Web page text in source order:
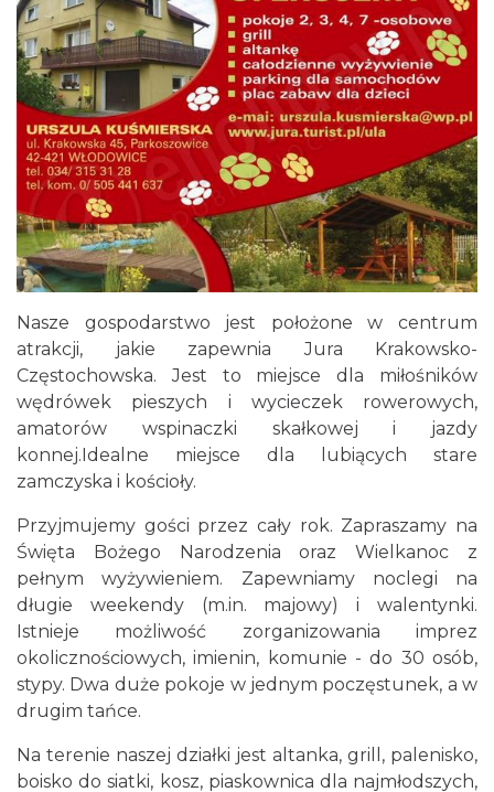
Nasze gospodarstwo jest położone w centrum
atrakcji, jakie zapewnia Jura Krakowsko-
Częstochowska. Jest to miejsce dla miłośników
wędrówek pieszych i wycieczek rowerowych,
amatorów wspinaczki skałkowej i jazdy
konnej.Idealne miejsce dla lubiących stare
zamczyska i kościoły.
Przyjmujemy gości przez cały rok. Zapraszamy na
Święta Bożego Narodzenia oraz Wielkanoc z
pełnym wyżywieniem. Zapewniamy noclegi na
długie weekendy (m.in. majowy) i walentynki.
Istnieje możliwość zorganizowania imprez
okolicznościowych, imienin, komunie - do 30 osób,
stypy. Dwa duże pokoje w jednym poczęstunek, a w
drugim tańce.
Na terenie naszej działki jest altanka, grill, palenisko,
boisko do siatki, kosz, piaskownica dla najmłodszych,